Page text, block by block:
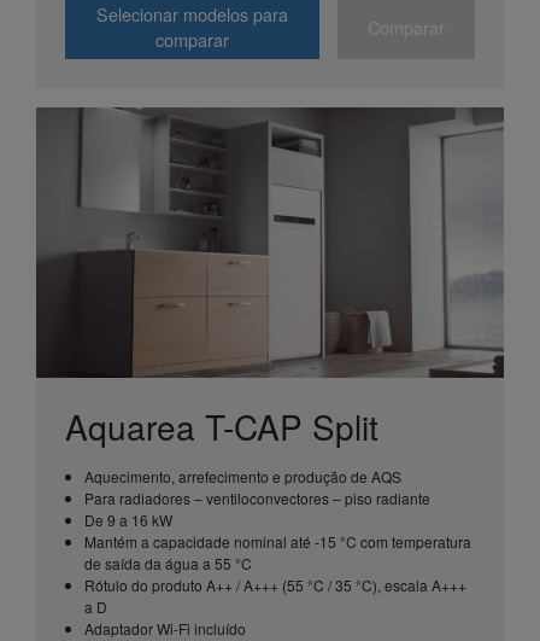
Selecionar modelos para
comparar
Comparar
Aquarea T-CAP Split
Aquecimento, arrefecimento e produção de AQS
Para radiadores – ventiloconvectores – piso radiante
De 9 a 16 kW
Mantém a capacidade nominal até -15 °C com temperatura
de saída da água a 55 °C
Rótulo do produto A++ / A+++ (55 °C / 35 °C), escala A+++
a D
Adaptador Wi-Fi incluído